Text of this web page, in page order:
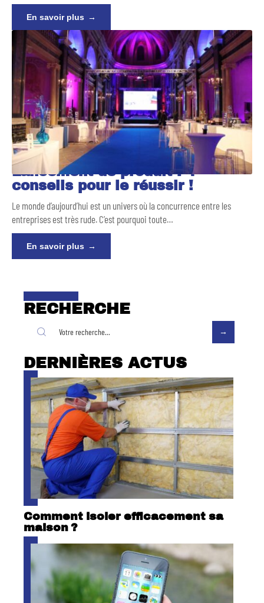
En savoir plus
Lancement de produit : 4
conseils pour le réussir !
Le monde d’aujourd’hui est un univers où la concurrence entre les
entreprises est très rude. C’est pourquoi toute…
En savoir plus
RECHERCHE
DERNIÈRES ACTUS
Comment isoler efficacement sa
maison ?